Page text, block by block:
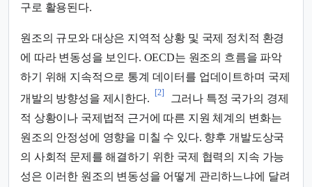
구로 활용된다.
원조의 규모와 대상은 지역적 상황 및 국제 정치적 환경
에 따라 변동성을 보인다. OECD는 원조의 흐름을 파악
하기 위해 지속적으로 통계 데이터를 업데이트하며 국제
개발의 방향성을 제시한다.
[2]
그러나 특정 국가의 경제
적 상황이나 국제법적 근거에 따른 지원 체계의 변화는
원조의 안정성에 영향을 미칠 수 있다. 향후 개발도상국
의 사회적 문제를 해결하기 위한 국제 협력의 지속 가능
성은 이러한 원조의 변동성을 어떻게 관리하느냐에 달려